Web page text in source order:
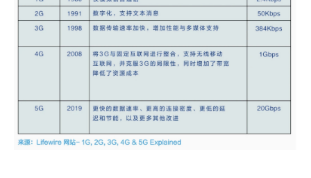
报告｜2026年意见领袖
营销趋势
奥美中国 24/03/2026
中国品牌全球化亟需告别流量营销，转向以信任与 ROI 为核心
的创作者经济。奥美 《2026 意见领袖营销趋势报告》助力其